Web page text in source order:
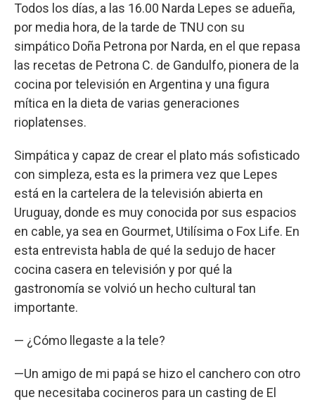
Todos los días, a las 16.00 Narda Lepes se adueña,
por media hora, de la tarde de TNU con su
simpático Doña Petrona por Narda, en el que repasa
las recetas de Petrona C. de Gandulfo, pionera de la
cocina por televisión en Argentina y una figura
mítica en la dieta de varias generaciones
rioplatenses.
Simpática y capaz de crear el plato más sofisticado
con simpleza, esta es la primera vez que Lepes
está en la cartelera de la televisión abierta en
Uruguay, donde es muy conocida por sus espacios
en cable, ya sea en Gourmet, Utilísima o Fox Life. En
esta entrevista habla de qué la sedujo de hacer
cocina casera en televisión y por qué la
gastronomía se volvió un hecho cultural tan
importante.
— ¿Cómo llegaste a la tele?
—Un amigo de mi papá se hizo el canchero con otro
que necesitaba cocineros para un casting de El